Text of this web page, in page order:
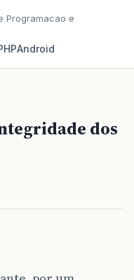
Programacao e
Android
dos